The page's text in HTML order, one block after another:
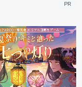
PR